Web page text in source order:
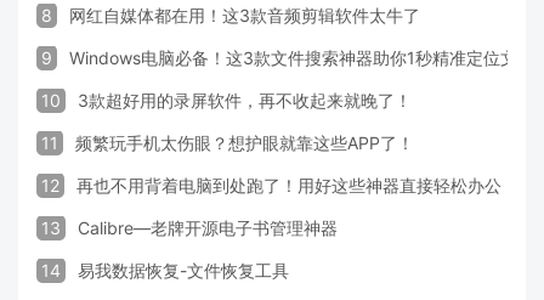
8 网红自媒体都在用！这3款音频剪辑软件太牛了
9 Windows电脑必备！这3款文件搜索神器助你1秒精准定位文件
10 3款超好用的录屏软件，再不收起来就晚了！
11 频繁玩手机太伤眼？想护眼就靠这些APP了！
12 再也不用背着电脑到处跑了！用好这些神器直接轻松办公
13 Calibre—老牌开源电子书管理神器
14 易我数据恢复-文件恢复工具